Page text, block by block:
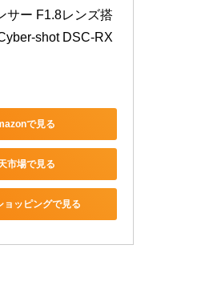
サー F1.8レンズ搭
shot DSC-RX
で見る
市場で見る
ョッピングで見る